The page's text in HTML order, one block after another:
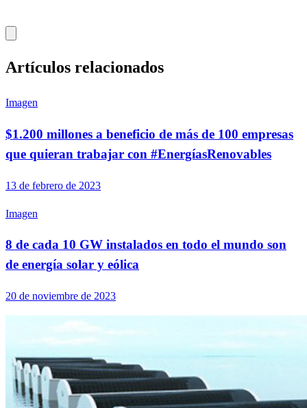
Artículos relacionados
Imagen
$1.200 millones a beneficio de más de 100 empresas
que quieran trabajar con #EnergíasRenovables
13 de febrero de 2023
Imagen
8 de cada 10 GW instalados en todo el mundo son
de energía solar y eólica
20 de noviembre de 2023